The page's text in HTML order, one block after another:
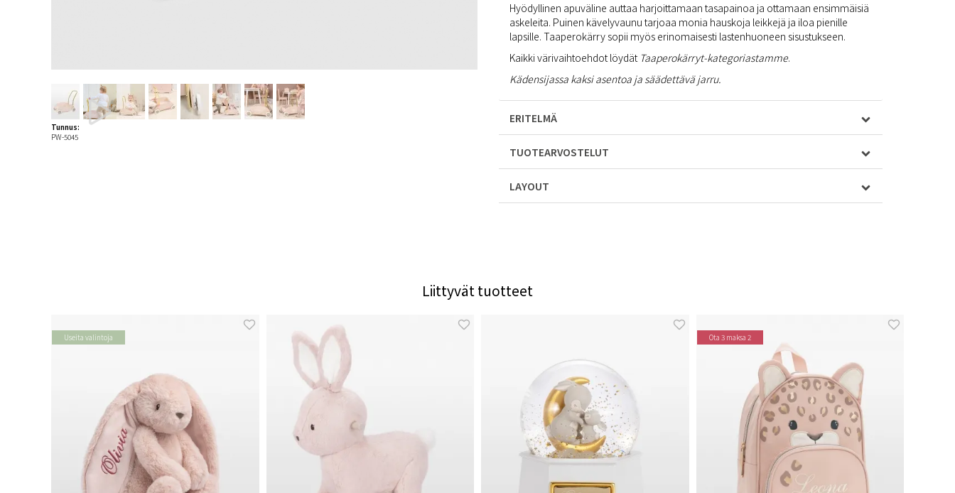
Hyödyllinen apuväline auttaa harjoittamaan tasapainoa ja ottamaan ensimmäisiä
askeleita. Puinen kävelyvaunu tarjoaa monia hauskoja leikkejä ja iloa pienille
lapsille. Taaperokärry sopii myös erinomaisesti lastenhuoneen sisustukseen.
Kaikki värivaihtoehdot löydät Taaperokärryt-kategoriastamme.
Kädensijassa kaksi asentoa ja säädettävä jarru.
ERITELMÄ
TUOTEARVOSTELUT
LAYOUT
Tunnus:
PW-5045
Liittyvät tuotteet
Useita valintoja Ota 3 maksa 2